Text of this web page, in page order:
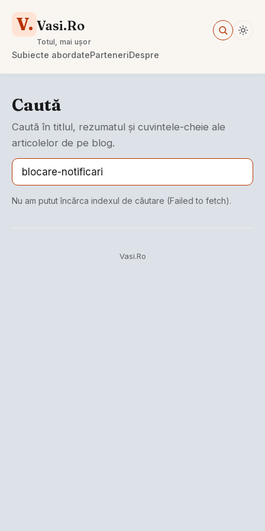
V. Vasi.Ro
Totul, mai ușor
Subiecte abordateParteneriDespre
Caută
Caută în titlul, rezumatul și cuvintele-cheie ale
articolelor de pe blog.
Nu am putut încărca indexul de căutare (Failed to fetch).
Vasi.Ro